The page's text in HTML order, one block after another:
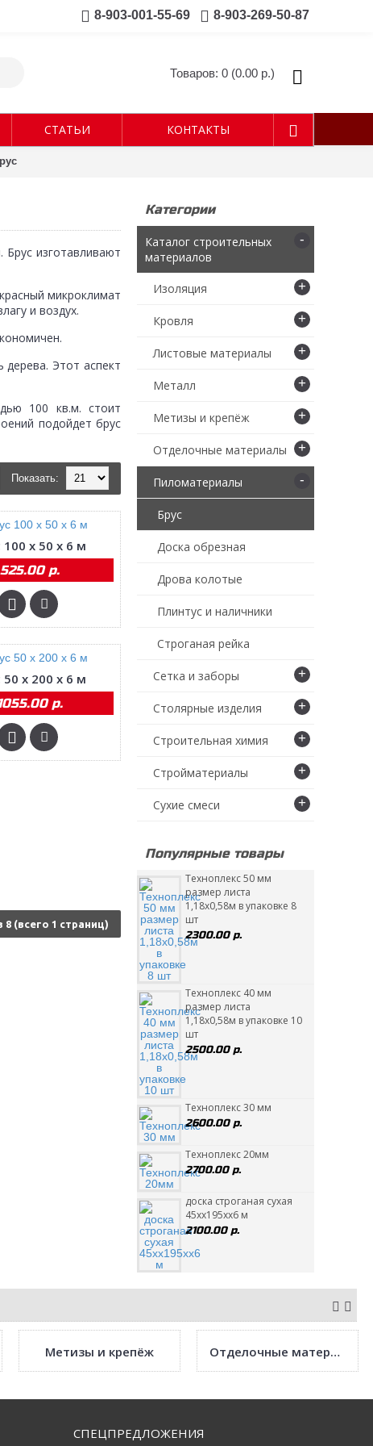
8-903-001-55-69 8-903-269-50-87
Товаров: 0 (0.00 р.)
СТАТЬИ КОНТАКТЫ
Категории
Каталог строительных
материалов
-
Изоляция +
Кровля +
Листовые материалы +
Металл +
Метизы и крепёж +
Отделочные материалы +
Пиломатериалы -
Брус
Доска обрезная
Дрова колотые
Плинтус и наличники
Строганая рейка
Сетка и заборы +
Столярные изделия +
Строительная химия +
Стройматериалы +
Сухие смеси +
Популярные товары
Техноплекс 50 мм
размер листа
1,18х0,58м в упаковке 8
шт
2300.00 р.
Техноплекс 40 мм
размер листа
1,18х0,58м в упаковке 10
шт
2500.00 р.
Техноплекс 30 мм
2600.00 р.
Техноплекс 20мм
2700.00 р.
доска строганая сухая
45хх195хх6 м
2100.00 р.
изготавливают
микроклимат
и воздух.
Этот аспект
100 кв.м. стоит
подойдет брус
Показать:
100 х 50 х 6 м
525.00 р.
50 х 200 х 6 м
р.
8 (всего 1 страниц)
Метизы и крепёж Отделочные материалы
СПЕЦПРЕДЛОЖЕНИЯ